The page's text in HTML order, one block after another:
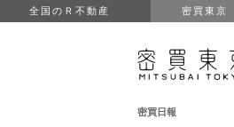
全国のＲ不動産 密買東京
密買日報